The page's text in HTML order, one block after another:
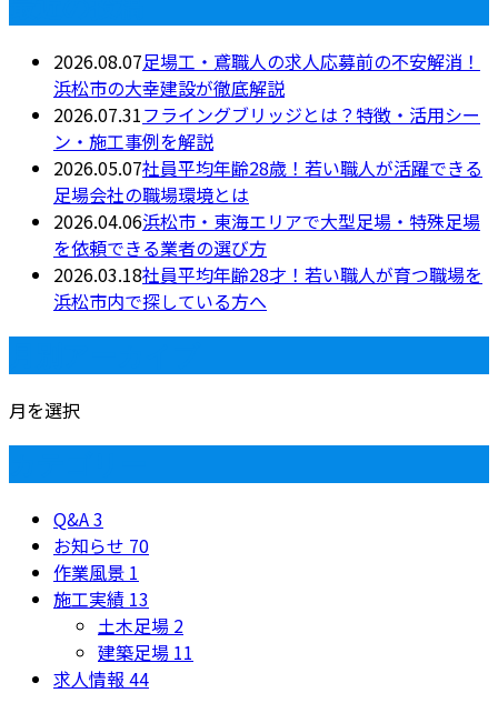
2026.08.07足場工・鳶職人の求人応募前の不安解消！
浜松市の大幸建設が徹底解説
2026.07.31フライングブリッジとは？特徴・活用シー
ン・施工事例を解説
2026.05.07社員平均年齢28歳！若い職人が活躍できる
足場会社の職場環境とは
2026.04.06浜松市・東海エリアで大型足場・特殊足場
を依頼できる業者の選び方
2026.03.18社員平均年齢28才！若い職人が育つ職場を
浜松市内で探している方へ
月を選択
Q&A3
お知らせ 70
作業風景 1
施工実績 13
土木足場 2
建築足場 11
求人情報 44